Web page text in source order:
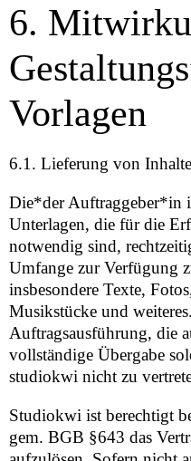
6.
Vorlagen
6.1. Lieferung von
Die*der Auftraggeber*in
Unterlagen, die für die
notwendig sind,
Umfange zur Verfügung
insbesondere Texte,
Musikstücke und
Auftragsausführung, die
vollständige Übergabe
studiokwi nicht zu
Studiokwi ist berechtigt
gem. BGB §643 das